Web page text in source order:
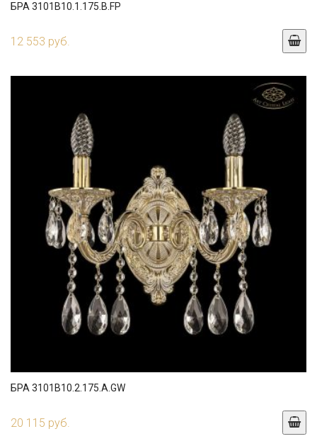
БРА 3101B10.1.175.B.FP
12 553 руб.
БРА 3101B10.2.175.A.GW
20 115 руб.